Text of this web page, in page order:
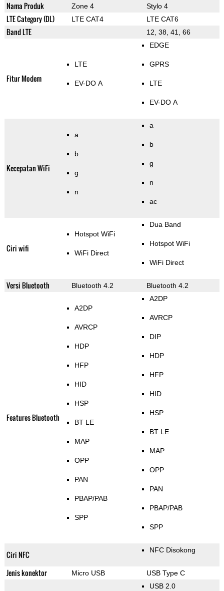
Nama Produk Zone 4 Stylo 4
LTE Category (DL) LTE CAT4 LTE CAT6
Band LTE 12, 38, 41, 66
Fitur Modem
LTE
EV-DO A
EDGE
GPRS
LTE
EV-DO A
Kecepatan WiFi
a
b
g
n
a
b
g
n
ac
Ciri wifi
Hotspot WiFi
WiFi Direct
Dua Band
Hotspot WiFi
WiFi Direct
Versi Bluetooth Bluetooth 4.2 Bluetooth 4.2
Features Bluetooth
A2DP
AVRCP
HDP
HFP
HID
HSP
BT LE
MAP
OPP
PAN
PBAP/PAB
SPP
A2DP
AVRCP
DIP
HDP
HFP
HID
HSP
BT LE
MAP
OPP
PAN
PBAP/PAB
SPP
Ciri NFC NFC Disokong
Jenis konektor Micro USB USB Type C
USB 2.0